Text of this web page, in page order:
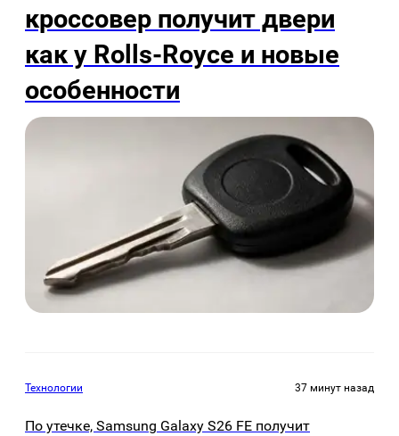
кроссовер получит двери
как у Rolls-Royce и новые
особенности
Технологии 37 минут назад
По утечке, Samsung Galaxy S26 FE получит